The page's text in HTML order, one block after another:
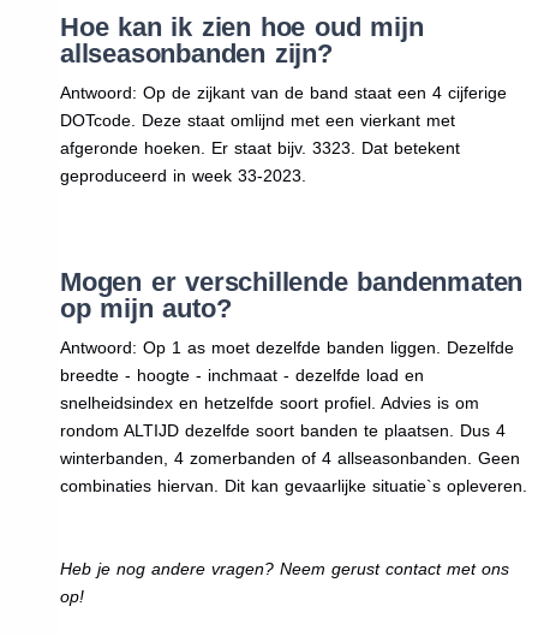
Hoe kan ik zien hoe oud mijn
allseasonbanden zijn?
Antwoord: Op de zijkant van de band staat een 4 cijferige
DOTcode. Deze staat omlijnd met een vierkant met
afgeronde hoeken. Er staat bijv. 3323. Dat betekent
geproduceerd in week 33-2023.
Mogen er verschillende bandenmaten
op mijn auto?
Antwoord: Op 1 as moet dezelfde banden liggen. Dezelfde
breedte - hoogte - inchmaat - dezelfde load en
snelheidsindex en hetzelfde soort profiel. Advies is om
rondom ALTIJD dezelfde soort banden te plaatsen. Dus 4
winterbanden, 4 zomerbanden of 4 allseasonbanden. Geen
combinaties hiervan. Dit kan gevaarlijke situatie`s opleveren.
Heb je nog andere vragen? Neem gerust contact met ons
op!